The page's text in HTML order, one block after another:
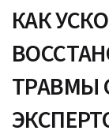
КАК
ТРАВМЫ